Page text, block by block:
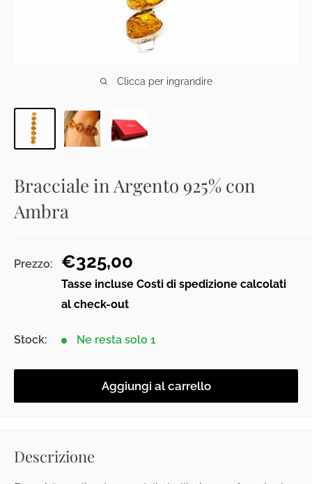
Clicca per ingrandire
Bracciale in Argento 925% con
Ambra
Prezzo:
Prezzo
scontato
€325,00
Tasse incluse Costi di spedizione calcolati
al check-out
Stock: Ne resta solo 1
Aggiungi al carrello
Descrizione